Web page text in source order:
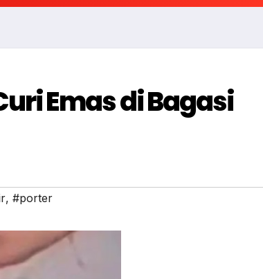
Emas di Bagasi
, #porter